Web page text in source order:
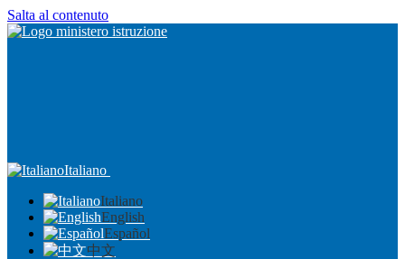
Salta al contenuto
Italiano
Italiano
English
Español
中文